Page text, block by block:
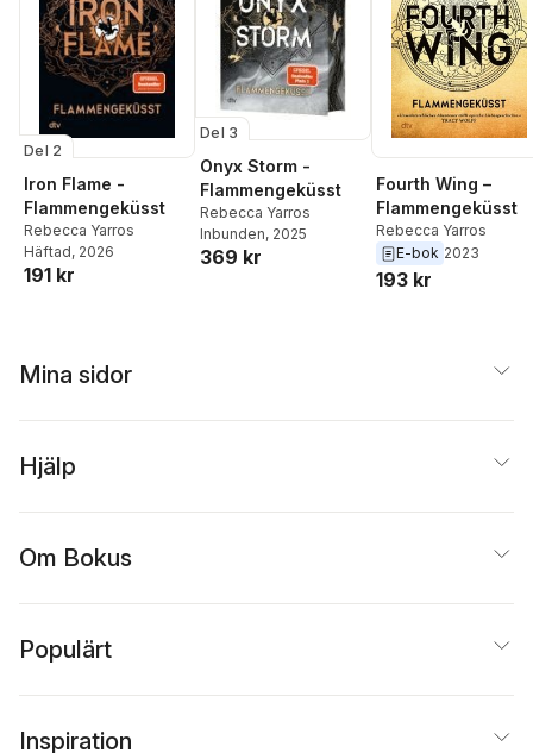
Del 2
Iron Flame -
Flammengeküsst
Rebecca Yarros
Häftad, 2026
191 kr
Del 3
Onyx Storm -
Flammengeküsst
Rebecca Yarros
Inbunden, 2025
369 kr
Fourth Wing –
Flammengeküsst
Rebecca Yarros
E-bok 2023
193 kr
Mina sidor
Hjälp
Om Bokus
Populärt
Inspiration